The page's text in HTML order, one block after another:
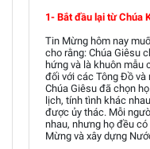
1- Bắt đầu lại từ Chúa
Tin Mừng hôm nay
cho rằng: Chúa Giêsu
hứng và là khuôn mẫu
đối với các Tông Đồ và
Chúa Giêsu đã chọn
lịch, tính tình khác
được ủy thác. Mỗi
nhau, nhưng họ đều
Mừng và xây dựng